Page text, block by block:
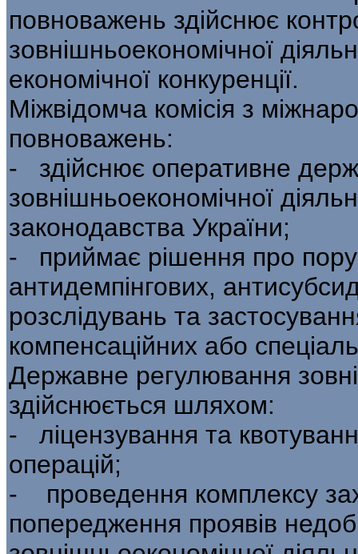
повноважень здійснює
зовнішньоекономічної
економічної конкуренції.
Міжвідомча комісія з
повно­важень:
- здійснює оперативне
зовнішньоекономіч­ної
законодавства України;
- приймає рішення про
антидемпінгових,
розслідувань та
компенсаційних або
Державне регулювання
здійсню­ється шляхом:
- ліцензування та
операцій;
- проведення комплексу
попередження проявів